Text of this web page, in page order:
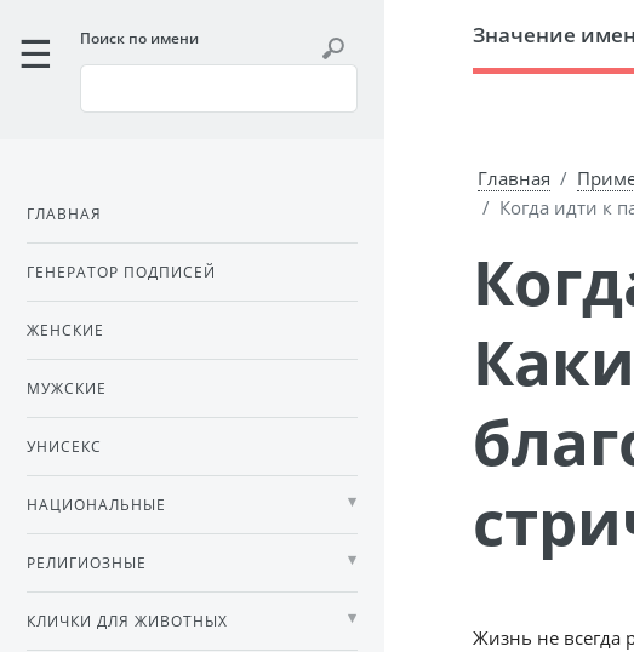
Значение
Главная
Когда идти к
Когда идти к парикмахеру?
Жизнь не всегда
Поиск по имени
ГЛАВНАЯ
ГЕНЕРАТОР ПОДПИСЕЙ
ЖЕНСКИЕ
МУЖСКИЕ
УНИСЕКС
НАЦИОНАЛЬНЫЕ
РЕЛИГИОЗНЫЕ
КЛИЧКИ ДЛЯ ЖИВОТНЫХ